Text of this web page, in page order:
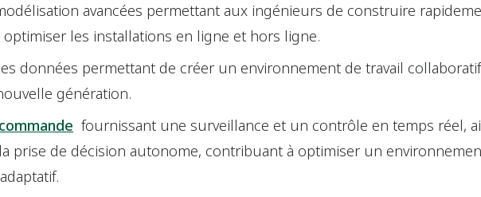
avancées permettant aux ingénieurs de construire
les installations en ligne et hors ligne.
données permettant de créer un environnement de travail
génération.
fournissant une surveillance et un contrôle en temps réel,
la prise de décision autonome, contribuant à optimiser un